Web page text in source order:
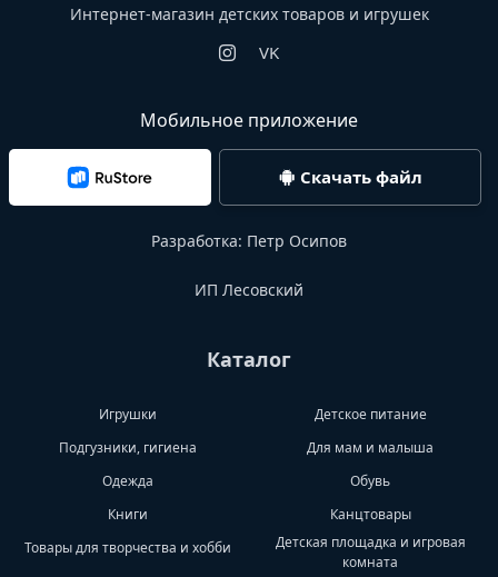
Интернет-магазин детских товаров и игрушек
VK
Мобильное приложение
Скачать файл
Разработка: Петр Осипов
ИП Лесовский
Каталог
Игрушки
Детское питание
Подгузники, гигиена
Для мам и малыша
Одежда
Обувь
Книги
Канцтовары
Товары для творчества и хобби
Детская площадка и игровая
комната